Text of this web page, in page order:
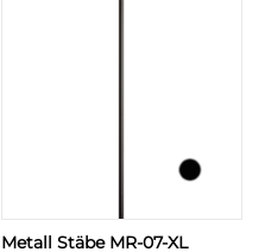
Metall Stäbe MR-07-XL